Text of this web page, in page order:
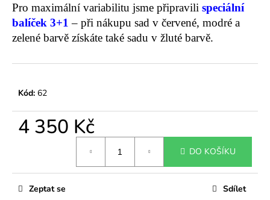
Pro maximální variabilitu jsme připravili speciální
balíček 3+1 – při nákupu sad v červené, modré a
zelené barvě získáte také sadu v žluté barvě.
Kód: 62
4 350 Kč
DO KOŠÍKU
Zeptat se Sdílet
SADA
DRUMBEN
NATURAL
VÝHODNÁ
VŠECH
TŘÍ
VELIKOSTÍ
Kč